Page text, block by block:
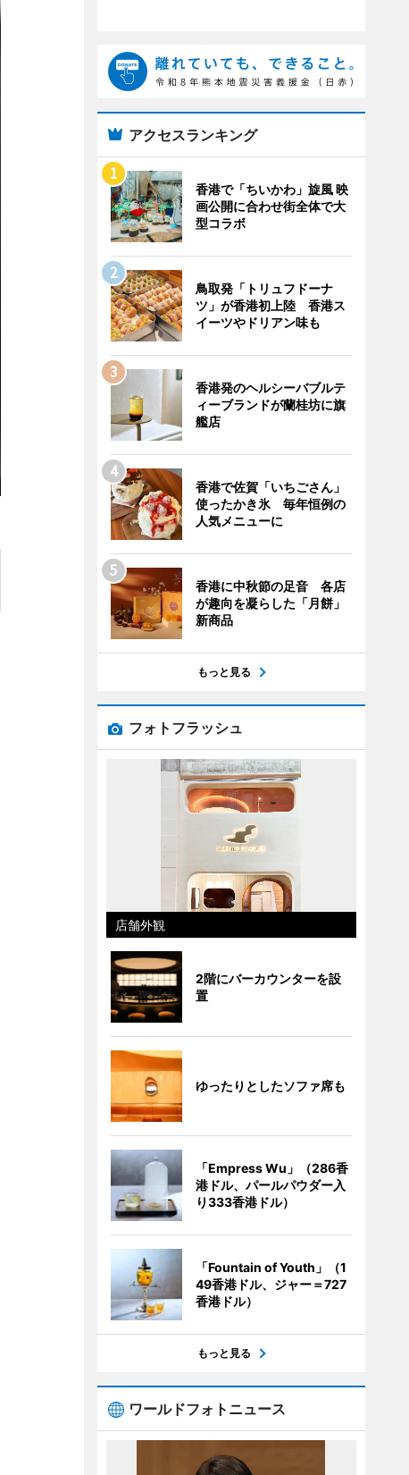
アクセスランキング
香港で「ちいかわ」旋風 映
画公開に合わせ街全体で大
型コラボ
鳥取発「トリュフドーナ
ツ」が香港初上陸 香港ス
イーツやドリアン味も
香港発のヘルシーバブルテ
ィーブランドが蘭桂坊に旗
艦店
香港で佐賀「いちごさん」
使ったかき氷 毎年恒例の
人気メニューに
香港に中秋節の足音 各店
が趣向を凝らした「月餅」
新商品
もっと見る
フォトフラッシュ
店舗外観
2階にバーカウンターを設
置
ゆったりとしたソファ席も
「Empress Wu」（286香
港ドル、パールパウダー入
り333香港ドル）
「Fountain of Youth」（1
49香港ドル、ジャー＝727
香港ドル）
もっと見る
ワールドフォトニュース